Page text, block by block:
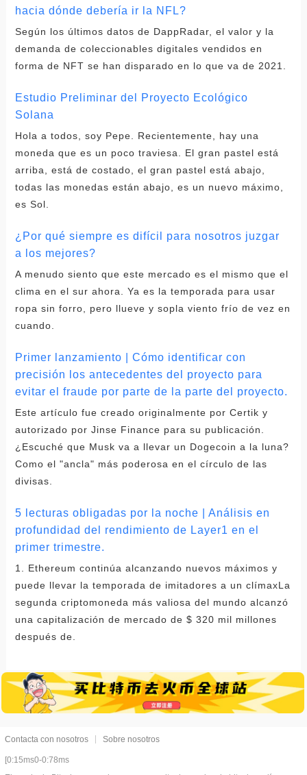
hacia dónde debería ir la NFL?
Según los últimos datos de DappRadar, el valor y la
demanda de coleccionables digitales vendidos en
forma de NFT se han disparado en lo que va de 2021.
Estudio Preliminar del Proyecto Ecológico
Solana
Hola a todos, soy Pepe. Recientemente, hay una
moneda que es un poco traviesa. El gran pastel está
arriba, está de costado, el gran pastel está abajo,
todas las monedas están abajo, es un nuevo máximo,
es Sol.
¿Por qué siempre es difícil para nosotros juzgar
a los mejores?
A menudo siento que este mercado es el mismo que el
clima en el sur ahora. Ya es la temporada para usar
ropa sin forro, pero llueve y sopla viento frío de vez en
cuando.
Primer lanzamiento | Cómo identificar con
precisión los antecedentes del proyecto para
evitar el fraude por parte de la parte del proyecto.
Este artículo fue creado originalmente por Certik y
autorizado por Jinse Finance para su publicación.
¿Escuché que Musk va a llevar un Dogecoin a la luna?
Como el "ancla" más poderosa en el círculo de las
divisas.
5 lecturas obligadas por la noche | Análisis en
profundidad del rendimiento de Layer1 en el
primer trimestre.
1. Ethereum continúa alcanzando nuevos máximos y
puede llevar la temporada de imitadores a un clímaxLa
segunda criptomoneda más valiosa del mundo alcanzó
una capitalización de mercado de $ 320 mil millones
después de.
Contacta con nosotros Sobre nosotros
[0:15ms0-0:78ms